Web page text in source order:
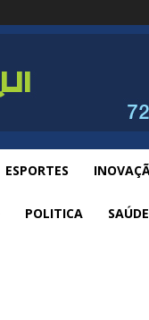
ESPORTES
POLITICA SAÚDE